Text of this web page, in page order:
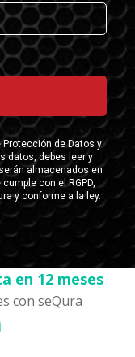
en 12 meses
con seQura